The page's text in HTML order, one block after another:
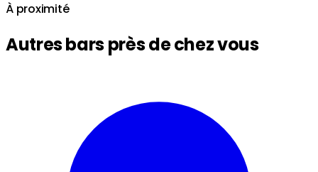
À proximité
Autres bars près de chez vous